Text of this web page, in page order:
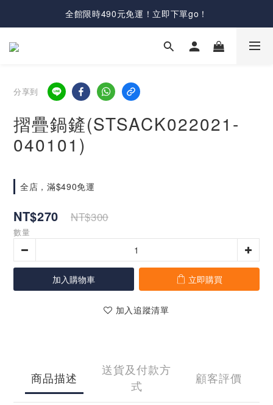
全館限時490元免運！立即下單go！
分享到
摺疊鍋鏟(STSACK022021-
040101)
全店，滿$490免運
NT$270 NT$300
數量
加入購物車 立即購買
加入追蹤清單
商品描述
送貨及付款方
式
顧客評價